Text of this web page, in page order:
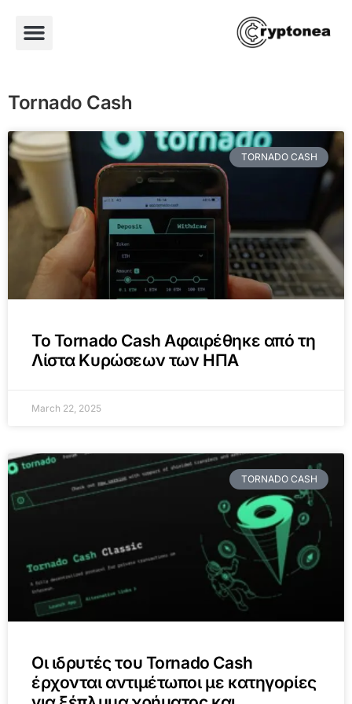
Tornado Cash
TORNADO CASH
Το Tornado Cash Αφαιρέθηκε από τη
Λίστα Κυρώσεων των ΗΠΑ
March 22, 2025
TORNADO CASH
Οι ιδρυτές του Tornado Cash
έρχονται αντιμέτωποι με κατηγορίες